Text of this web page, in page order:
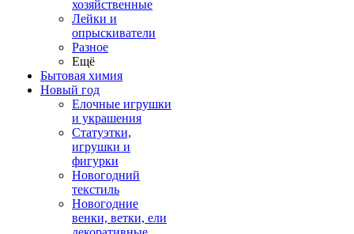
хозяйственные
Лейки и
опрыскиватели
Разное
Ещё
Бытовая химия
Новый год
Елочные игрушки
и украшения
Статуэтки,
игрушки и
фигурки
Новогодний
текстиль
Новогодние
венки, ветки, ели